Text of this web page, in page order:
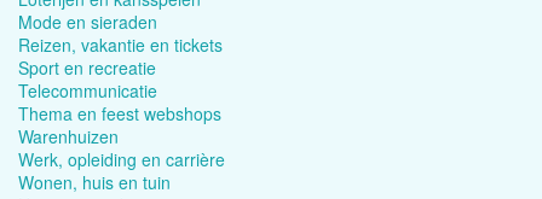
Mode en sieraden
Reizen, vakantie en tickets
Sport en recreatie
Telecommunicatie
Thema en feest webshops
Warenhuizen
Werk, opleiding en carrière
Wonen, huis en tuin